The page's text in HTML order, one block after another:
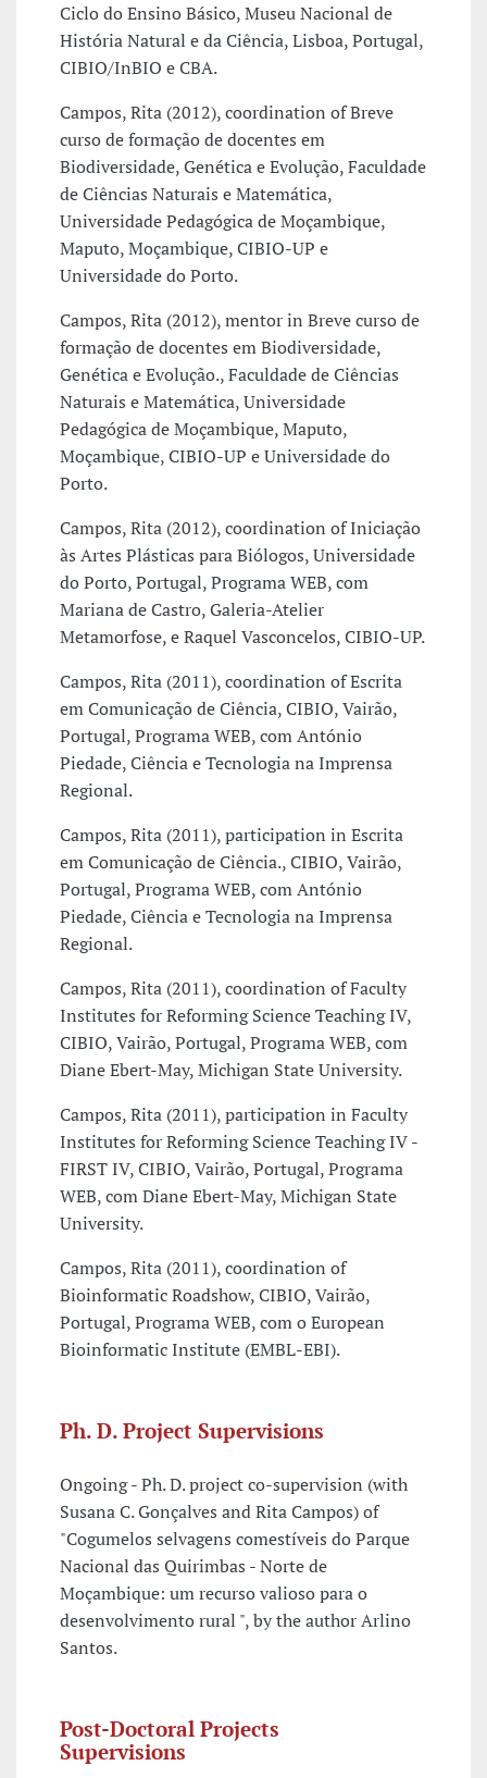
Ciclo do Ensino Básico, Museu Nacional de
História Natural e da Ciência, Lisboa, Portugal,
CIBIO/InBIO e CBA.
Campos, Rita (2012), coordination of Breve
curso de formação de docentes em
Biodiversidade, Genética e Evolução, Faculdade
de Ciências Naturais e Matemática,
Universidade Pedagógica de Moçambique,
Maputo, Moçambique, CIBIO-UP e
Universidade do Porto.
Campos, Rita (2012), mentor in Breve curso de
formação de docentes em Biodiversidade,
Genética e Evolução., Faculdade de Ciências
Naturais e Matemática, Universidade
Pedagógica de Moçambique, Maputo,
Moçambique, CIBIO-UP e Universidade do
Porto.
Campos, Rita (2012), coordination of Iniciação
às Artes Plásticas para Biólogos, Universidade
do Porto, Portugal, Programa WEB, com
Mariana de Castro, Galeria-Atelier
Metamorfose, e Raquel Vasconcelos, CIBIO-UP.
Campos, Rita (2011), coordination of Escrita
em Comunicação de Ciência, CIBIO, Vairão,
Portugal, Programa WEB, com António
Piedade, Ciência e Tecnologia na Imprensa
Regional.
Campos, Rita (2011), participation in Escrita
em Comunicação de Ciência., CIBIO, Vairão,
Portugal, Programa WEB, com António
Piedade, Ciência e Tecnologia na Imprensa
Regional.
Campos, Rita (2011), coordination of Faculty
Institutes for Reforming Science Teaching IV,
CIBIO, Vairão, Portugal, Programa WEB, com
Diane Ebert-May, Michigan State University.
Campos, Rita (2011), participation in Faculty
Institutes for Reforming Science Teaching IV -
FIRST IV, CIBIO, Vairão, Portugal, Programa
WEB, com Diane Ebert-May, Michigan State
University.
Campos, Rita (2011), coordination of
Bioinformatic Roadshow, CIBIO, Vairão,
Portugal, Programa WEB, com o European
Bioinformatic Institute (EMBL-EBI).
Ph. D. Project Supervisions
Ongoing - Ph. D. project co-supervision (with
Susana C. Gonçalves and Rita Campos) of
"Cogumelos selvagens comestíveis do Parque
Nacional das Quirimbas - Norte de
Moçambique: um recurso valioso para o
desenvolvimento rural ", by the author Arlino
Santos.
Post-Doctoral Projects
Supervisions